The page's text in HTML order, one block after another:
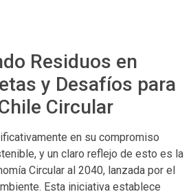
Residuos en
y Desafíos para
Circular
en su compromiso
y un claro reflejo de esto es la
Circular al 2040, lanzada por el
Esta iniciativa establece